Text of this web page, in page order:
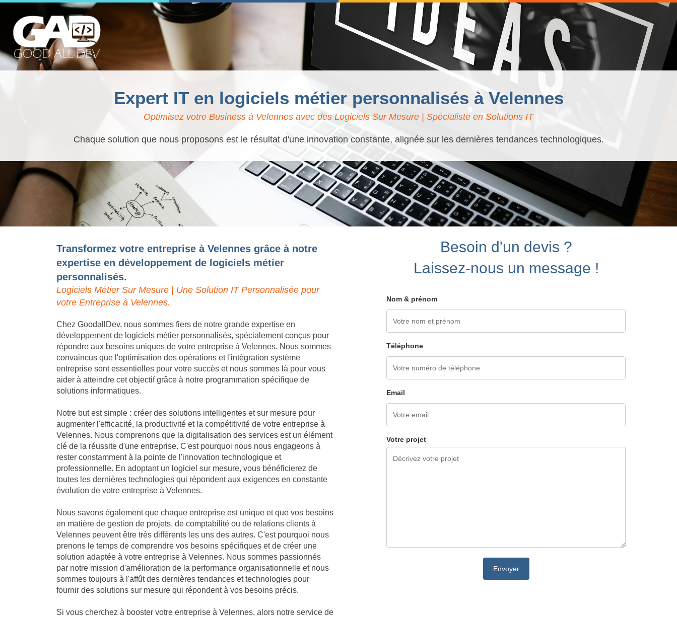
Expert IT en logiciels métier personnalisés à Velennes
Optimisez votre Business à Velennes avec des Logiciels Sur Mesure | Spécialiste en Solutions IT
Chaque solution que nous proposons est le résultat d'une innovation constante, alignée sur les dernières tendances technologiques.
Transformez votre entreprise à Velennes grâce à notre
expertise en développement de logiciels métier
personnalisés.
Logiciels Métier Sur Mesure | Une Solution IT Personnalisée pour
votre Entreprise à Velennes.
Chez GoodallDev, nous sommes fiers de notre grande expertise en
développement de logiciels métier personnalisés, spécialement conçus pour
répondre aux besoins uniques de votre entreprise à Velennes. Nous sommes
convaincus que l'optimisation des opérations et l'intégration système
entreprise sont essentielles pour votre succès et nous sommes là pour vous
aider à atteindre cet objectif grâce à notre programmation spécifique de
solutions informatiques.
Notre but est simple : créer des solutions intelligentes et sur mesure pour
augmenter l'efficacité, la productivité et la compétitivité de votre entreprise à
Velennes. Nous comprenons que la digitalisation des services est un élément
clé de la réussite d'une entreprise. C'est pourquoi nous nous engageons à
rester constamment à la pointe de l'innovation technologique et
professionnelle. En adoptant un logiciel sur mesure, vous bénéficierez de
toutes les dernières technologies qui répondent aux exigences en constante
évolution de votre entreprise à Velennes.
Nous savons également que chaque entreprise est unique et que vos besoins
en matière de gestion de projets, de comptabilité ou de relations clients à
Velennes peuvent être très différents les uns des autres. C'est pourquoi nous
prenons le temps de comprendre vos besoins spécifiques et de créer une
solution adaptée à votre entreprise à Velennes. Nous sommes passionnés
par notre mission d'amélioration de la performance organisationnelle et nous
sommes toujours à l'affût des dernières tendances et technologies pour
fournir des solutions sur mesure qui répondent à vos besoins précis.
Si vous cherchez à booster votre entreprise à Velennes, alors notre service de
Besoin d'un devis ?
Laissez-nous un message !
Nom & prénom
Téléphone
Email
Votre projet